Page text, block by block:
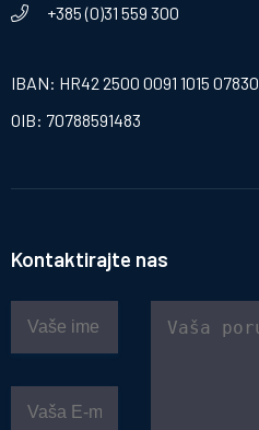
+385 (0)31 559 300
IBAN: HR42 2500 0091 1015 07830
OIB: 70788591483
Kontaktirajte nas